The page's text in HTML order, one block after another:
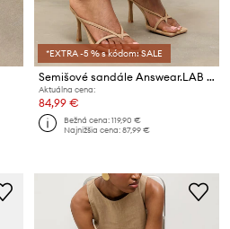
*EXTRA -5 % s kódom: SALE
Semišové sandále Answear.LAB z kolekcie Unscripted
Aktuálna cena:
84,99 €
Bežná cena:119,90 €
Najnižšia cena:87,99 €